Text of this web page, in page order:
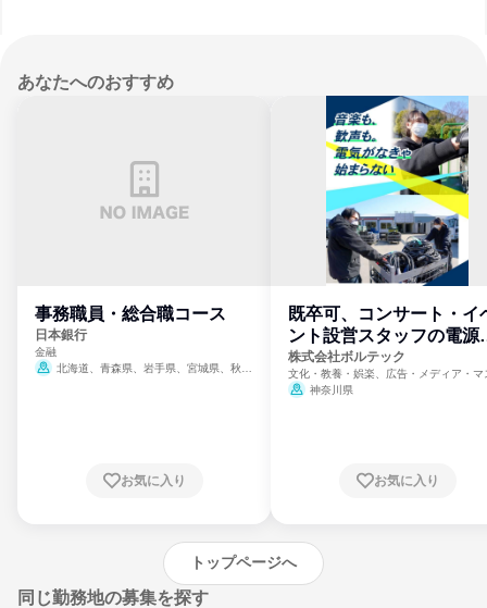
あなたへのおすすめ
事務職員・総合職コース
日本銀行
金融
北海道、青森県、岩手県、宮城県、秋田
崎県、熊本県、大分県、宮崎県、鹿児島県、
お気に入り
既卒可、コンサート・イ
ント設営スタッフの電源
門
株式会社ボルテック
文化・教養・娯楽、広告・メディア・マ
ミ、電力・ガス・水道・エネルギー
神奈川県
お気に入り
トップページへ
同じ勤務地の募集を探す